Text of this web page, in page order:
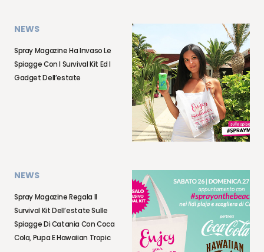
NEWS
Spray Magazine Ha Invaso Le
Spiagge Con I Survival Kit Ed I
Gadget Dell’estate
NEWS
Spray Magazine Regala Il
Survival Kit Dell’estate Sulle
Spiagge Di Catania Con Coca
Cola, Pupa E Hawaiian Tropic